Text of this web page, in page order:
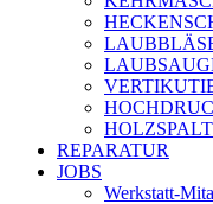
REPARATUR
JOBS
Werkstatt-